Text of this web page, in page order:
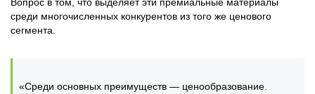
среди многочисленных конкурентов из того же ценового
сегмента.
«Среди основных преимуществ — ценообразование.